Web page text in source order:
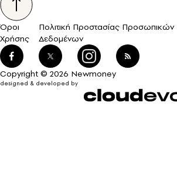
Όροι
Χρήσης
Πολιτική Προστασίας Προσωπικών
Δεδομένων
Copyright © 2026 Newmoney
designed & developed by